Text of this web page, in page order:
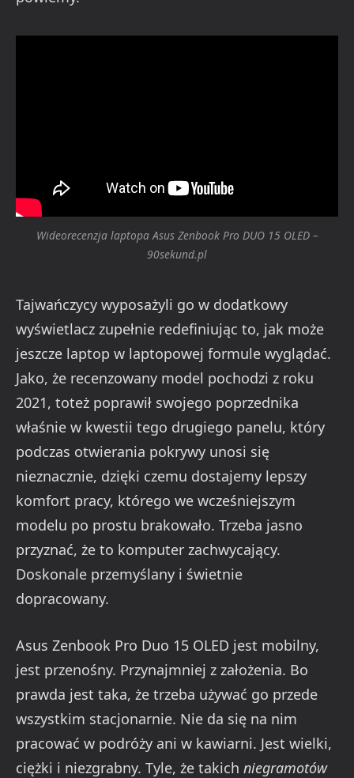
Wideorecenzja laptopa Asus Zenbook Pro DUO 15 OLED –
90sekund.pl
Tajwańczycy wyposażyli go w dodatkowy
wyświetlacz zupełnie redefiniując to, jak może
jeszcze laptop w laptopowej formule wyglądać.
Jako, że recenzowany model pochodzi z roku
2021, toteż poprawił swojego poprzednika
właśnie w kwestii tego drugiego panelu, który
podczas otwierania pokrywy unosi się
nieznacznie, dzięki czemu dostajemy lepszy
komfort pracy, którego we wcześniejszym
modelu po prostu brakowało. Trzeba jasno
przyznać, że to komputer zachwycający.
Doskonale przemyślany i świetnie
dopracowany.
Asus Zenbook Pro Duo 15 OLED jest mobilny,
jest przenośny. Przynajmniej z założenia. Bo
prawda jest taka, że trzeba używać go przede
wszystkim stacjonarnie. Nie da się na nim
pracować w podróży ani w kawiarni. Jest wielki,
ciężki i niezgrabny. Tyle, że takich niegramotów